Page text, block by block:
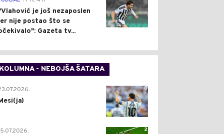
je još nezaposlen
nije postao što se
Gazeta tv...
- NEBOJŠA ŠATARA
0
2